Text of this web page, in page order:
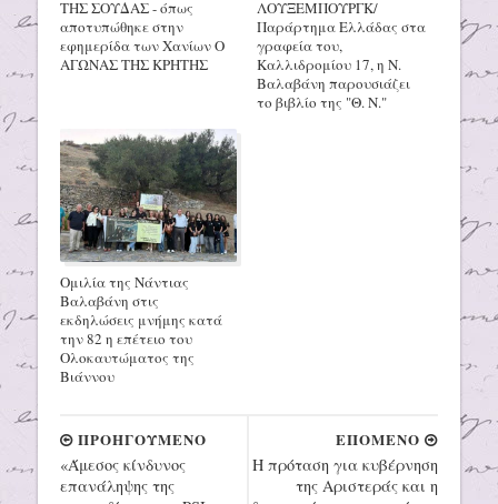
ΤΗΣ ΣΟΥΔΑΣ - όπως
αποτυπώθηκε στην
εφημερίδα των Χανίων Ο
ΑΓΩΝΑΣ ΤΗΣ ΚΡΗΤΗΣ
ΛΟΥΞΕΜΠΟΥΡΓΚ/
Παράρτημα Ελλάδας στα
γραφεία του,
Καλλιδρομίου 17, η Ν.
Βαλαβάνη παρουσιάζει
το βιβλίο της "Θ. Ν."
Ομιλία της Νάντιας
Βαλαβάνη στις
εκδηλώσεις μνήμης κατά
την 82 η επέτειο του
Ολοκαυτώματος της
Βιάννου
ΕΠΟΜΕΝΟ
Η πρόταση για κυβέρνηση
της Αριστεράς και η
ΠΡΟΗΓΟΥΜΕΝΟ
«Άμεσος κίνδυνος
επανάληψης της